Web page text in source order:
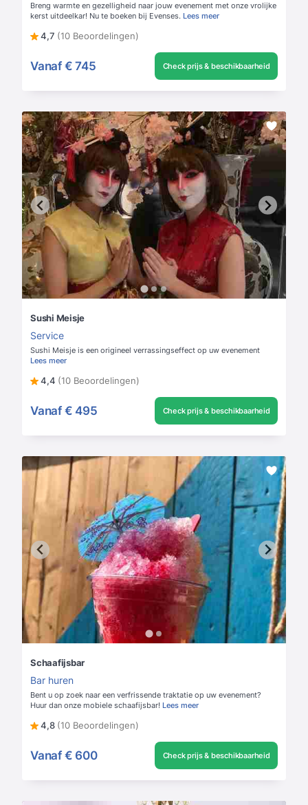
Breng warmte en gezelligheid naar jouw evenement met onze vrolijke
kerst uitdeelkar! Nu te boeken bij Evenses. Lees meer
4,7 (10 Beoordelingen)
Vanaf € 745 Check prijs & beschikbaarheid
Sushi Meisje
Service
Sushi Meisje is een origineel verrassingseffect op uw evenement
Lees meer
4,4 (10 Beoordelingen)
Vanaf € 495 Check prijs & beschikbaarheid
Schaafijsbar
Bar huren
Bent u op zoek naar een verfrissende traktatie op uw evenement?
Huur dan onze mobiele schaafijsbar! Lees meer
4,8 (10 Beoordelingen)
Vanaf € 600 Check prijs & beschikbaarheid